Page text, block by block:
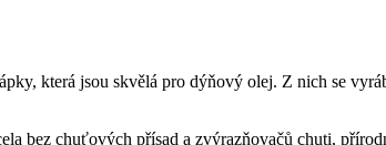
která jsou skvělá pro dýňový olej. Z nich se
bez chuťových přísad a zvýrazňovačů chuti,